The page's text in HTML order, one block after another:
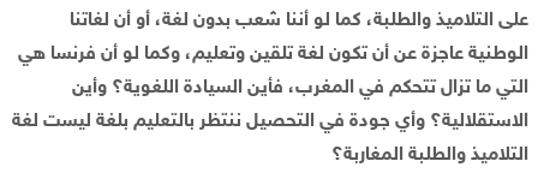
على التلاميذ والطلبة، كما لو أننا شعب بدون لغة، أو أن لغاتنا
الوطنية عاجزة عن أن تكون لغة تلقين وتعليم، وكما لو أن فرنسا هي
التي ما تزال تتحكم في المغرب، فأين السيادة اللغوية؟ وأين
الاستقلالية؟ وأي جودة في التحصيل ننتظر بالتعليم بلغة ليست لغة
التلاميذ والطلبة المغاربة؟